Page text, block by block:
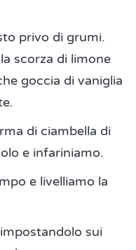
privo di grumi.
scorza di limone
goccia di vaniglia
di ciambella di
e infariniamo.
e livelliamo la
sui